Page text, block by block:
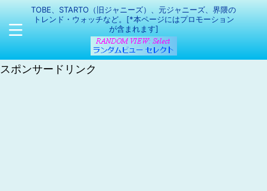
TOBE、STARTO（旧ジャニーズ）、元ジャニーズ、界隈の
トレンド・ウォッチなど。[*本ページにはプロモーション
が含まれます]
スポンサードリンク